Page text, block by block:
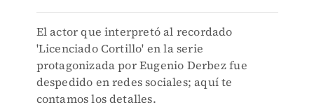
El actor que interpretó al recordado
'Licenciado Cortillo' en la serie
protagonizada por Eugenio Derbez fue
despedido en redes sociales; aquí te
contamos los detalles.